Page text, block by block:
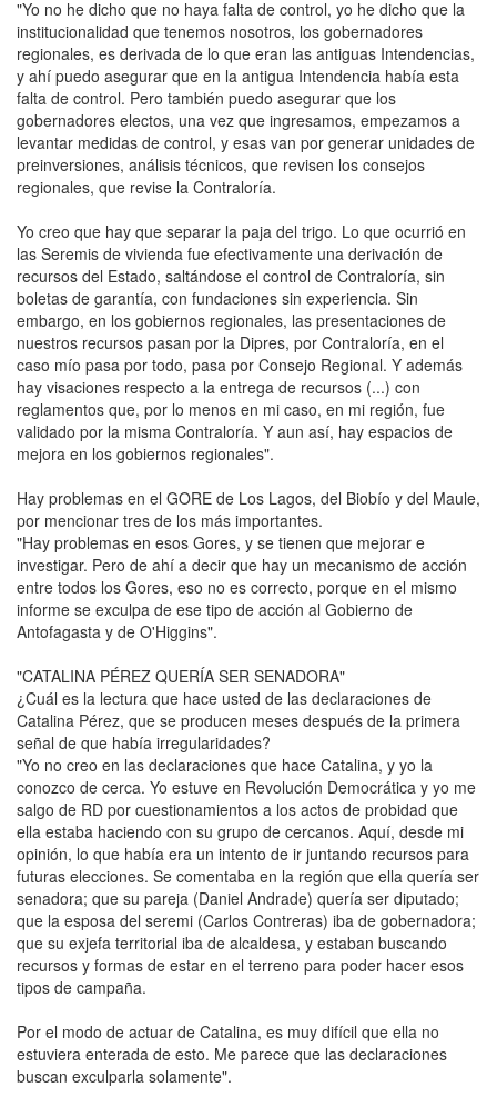
"Yo no he dicho que no haya falta de control, yo he dicho que la
institucionalidad que tenemos nosotros, los gobernadores
regionales, es derivada de lo que eran las antiguas Intendencias,
y ahí puedo asegurar que en la antigua Intendencia había esta
falta de control. Pero también puedo asegurar que los
gobernadores electos, una vez que ingresamos, empezamos a
levantar medidas de control, y esas van por generar unidades de
preinversiones, análisis técnicos, que revisen los consejos
regionales, que revise la Contraloría.
Yo creo que hay que separar la paja del trigo. Lo que ocurrió en
las Seremis de vivienda fue efectivamente una derivación de
recursos del Estado, saltándose el control de Contraloría, sin
boletas de garantía, con fundaciones sin experiencia. Sin
embargo, en los gobiernos regionales, las presentaciones de
nuestros recursos pasan por la Dipres, por Contraloría, en el
caso mío pasa por todo, pasa por Consejo Regional. Y además
hay visaciones respecto a la entrega de recursos (...) con
reglamentos que, por lo menos en mi caso, en mi región, fue
validado por la misma Contraloría. Y aun así, hay espacios de
mejora en los gobiernos regionales".
Hay problemas en el GORE de Los Lagos, del Biobío y del Maule,
por mencionar tres de los más importantes.
"Hay problemas en esos Gores, y se tienen que mejorar e
investigar. Pero de ahí a decir que hay un mecanismo de acción
entre todos los Gores, eso no es correcto, porque en el mismo
informe se exculpa de ese tipo de acción al Gobierno de
Antofagasta y de O'Higgins".
"CATALINA PÉREZ QUERÍA SER SENADORA"
¿Cuál es la lectura que hace usted de las declaraciones de
Catalina Pérez, que se producen meses después de la primera
señal de que había irregularidades?
"Yo no creo en las declaraciones que hace Catalina, y yo la
conozco de cerca. Yo estuve en Revolución Democrática y yo me
salgo de RD por cuestionamientos a los actos de probidad que
ella estaba haciendo con su grupo de cercanos. Aquí, desde mi
opinión, lo que había era un intento de ir juntando recursos para
futuras elecciones. Se comentaba en la región que ella quería ser
senadora; que su pareja (Daniel Andrade) quería ser diputado;
que la esposa del seremi (Carlos Contreras) iba de gobernadora;
que su exjefa territorial iba de alcaldesa, y estaban buscando
recursos y formas de estar en el terreno para poder hacer esos
tipos de campaña.
Por el modo de actuar de Catalina, es muy difícil que ella no
estuviera enterada de esto. Me parece que las declaraciones
buscan exculparla solamente".